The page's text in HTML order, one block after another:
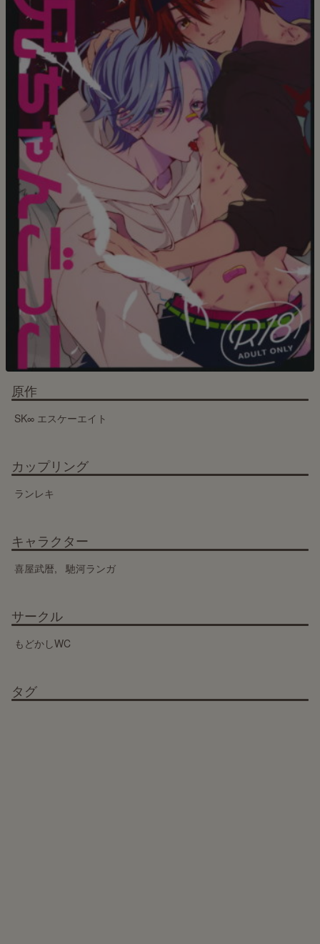
原作
SK∞ エスケーエイト
カップリング
ランレキ
キャラクター
喜屋武暦 馳河ランガ
サークル
もどかしWC
タグ